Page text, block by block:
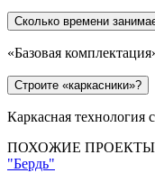
Сколько времени
«Базовая
Строите «каркасники»?
Каркасная технология
ПОХОЖИЕ ПРОЕКТЫ
"Бердь"